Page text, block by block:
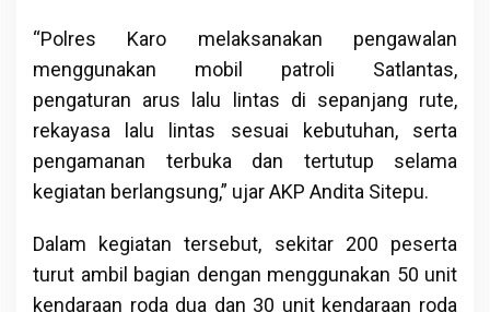
“Polres Karo melaksanakan pengawalan
menggunakan mobil patroli Satlantas,
pengaturan arus lalu lintas di sepanjang rute,
rekayasa lalu lintas sesuai kebutuhan, serta
pengamanan terbuka dan tertutup selama
kegiatan berlangsung,” ujar AKP Andita Sitepu.
Dalam kegiatan tersebut, sekitar 200 peserta
turut ambil bagian dengan menggunakan 50 unit
kendaraan roda dua dan 30 unit kendaraan roda